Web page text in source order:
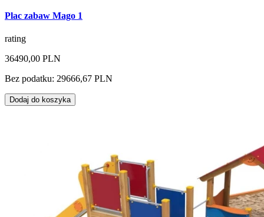
Plac zabaw Mago 1
rating
36490,00 PLN
Bez podatku: 29666,67 PLN
Dodaj do koszyka